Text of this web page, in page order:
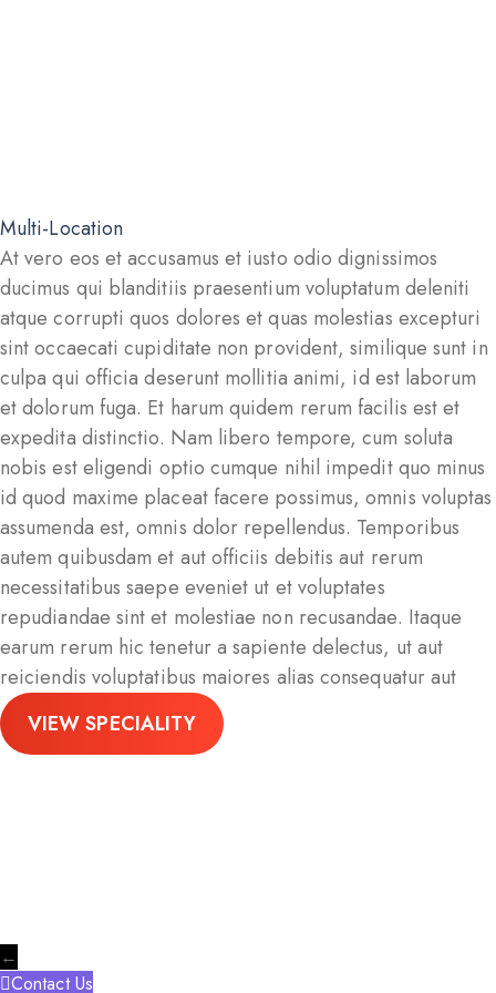
Multi-Location
At vero eos et accusamus et iusto odio dignissimos
ducimus qui blanditiis praesentium voluptatum deleniti
atque corrupti quos dolores et quas molestias excepturi
sint occaecati cupiditate non provident, similique sunt in
culpa qui officia deserunt mollitia animi, id est laborum
et dolorum fuga. Et harum quidem rerum facilis est et
expedita distinctio. Nam libero tempore, cum soluta
nobis est eligendi optio cumque nihil impedit quo minus
id quod maxime placeat facere possimus, omnis voluptas
assumenda est, omnis dolor repellendus. Temporibus
autem quibusdam et aut officiis debitis aut rerum
necessitatibus saepe eveniet ut et voluptates
repudiandae sint et molestiae non recusandae. Itaque
earum rerum hic tenetur a sapiente delectus, ut aut
reiciendis voluptatibus maiores alias consequatur aut
VIEW SPECIALITY
←
Contact Us